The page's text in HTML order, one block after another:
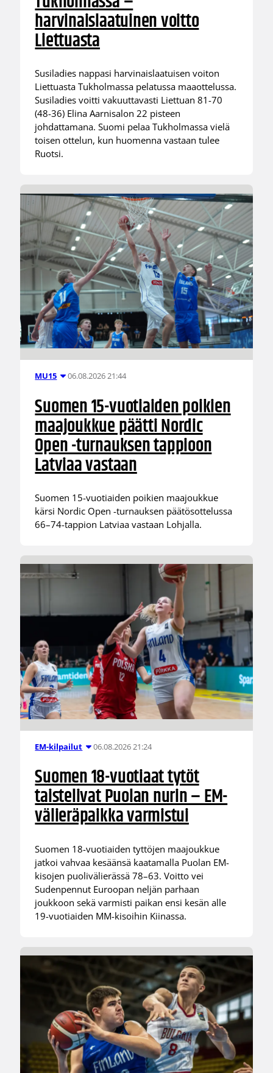
harvinaislaatuinen voitto
Liettuasta
Susiladies nappasi harvinaislaatuisen voiton
Liettuasta Tukholmassa pelatussa maaottelussa.
Susiladies voitti vakuuttavasti Liettuan 81-70
(48-36) Elina Aarnisalon 22 pisteen
johdattamana. Suomi pelaa Tukholmassa vielä
toisen ottelun, kun huomenna vastaan tulee
Ruotsi.
MU15 06.08.2026 21:44
Suomen 15-vuotiaiden poikien
maajoukkue päätti Nordic
Open -turnauksen tappioon
Latviaa vastaan
Suomen 15-vuotiaiden poikien maajoukkue
kärsi Nordic Open -turnauksen päätösottelussa
66–74-tappion Latviaa vastaan Lohjalla.
EM-kilpailut 06.08.2026 21:24
Suomen 18-vuotiaat tytöt
taistelivat Puolan nurin – EM-
välieräpaikka varmistui
Suomen 18-vuotiaiden tyttöjen maajoukkue
jatkoi vahvaa kesäänsä kaatamalla Puolan EM-
kisojen puolivälierässä 78–63. Voitto vei
Sudenpennut Euroopan neljän parhaan
joukkoon sekä varmisti paikan ensi kesän alle
19-vuotiaiden MM-kisoihin Kiinassa.